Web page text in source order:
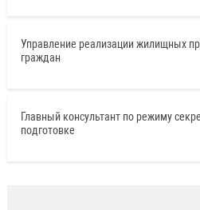
Управление реализации жилищных
граждан
Главный консультант по режиму
подготовке